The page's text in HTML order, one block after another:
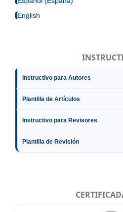
English
Instructivo para Autores
Plantilla de Artículos
Instructivo para Revisores
Plantilla de Revisión